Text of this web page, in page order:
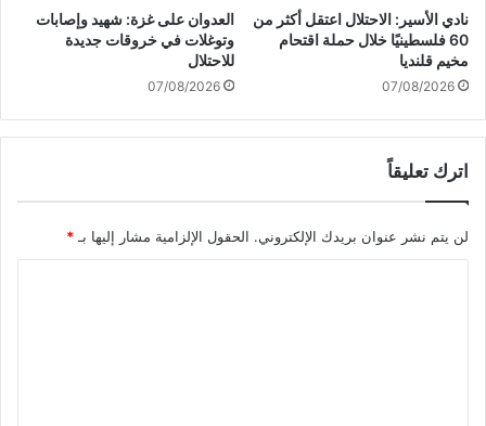
ح
ب
ل
ة
أ
ر
د
ن
نادي الأسير: الاحتلال اعتقل أكثر من
60 فلسطينيًا خلال حملة اقتحام
مخيم قلنديا
07/08/2026
العدوان على غزة: شهيد وإصابات
وتوغلات في خروقات جديدة
للاحتلال
07/08/2026
اترك تعليقاً
لن يتم نشر عنوان بريدك الإلكتروني. الحقول الإلزامية مشار إليها بـ*